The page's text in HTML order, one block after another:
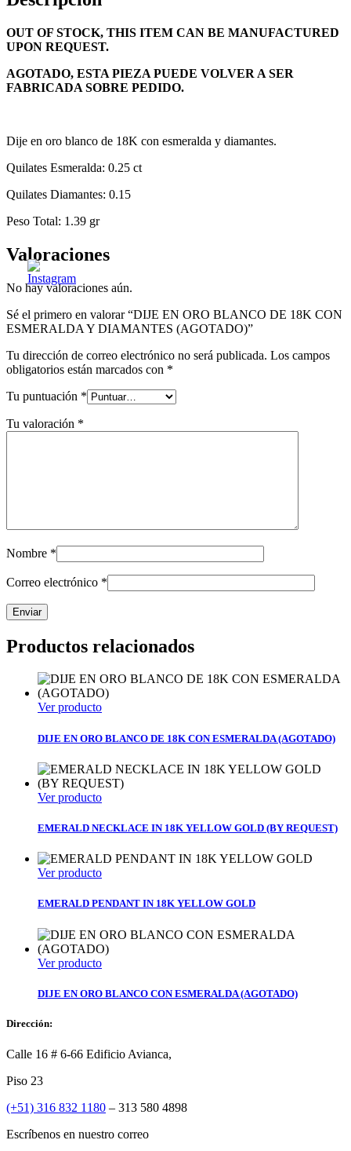
OUT OF STOCK, THIS ITEM CAN BE MANUFACTURED
UPON REQUEST.
AGOTADO, ESTA PIEZA PUEDE VOLVER A SER
FABRICADA SOBRE PEDIDO.
Dije en oro blanco de 18K con esmeralda y diamantes.
Quilates Esmeralda: 0.25 ct
Quilates Diamantes: 0.15
Peso Total: 1.39 gr
Valoraciones
No hay valoraciones aún.
Sé el primero en valorar “DIJE EN ORO BLANCO DE 18K CON
ESMERALDA Y DIAMANTES (AGOTADO)”
Tu dirección de correo electrónico no será publicada. Los campos
obligatorios están marcados con *
Tu puntuación *
Tu valoración *
Nombre *
Correo electrónico *
Productos relacionados
Ver producto
DIJE EN ORO BLANCO DE 18K CON ESMERALDA (AGOTADO)
Ver producto
EMERALD NECKLACE IN 18K YELLOW GOLD (BY REQUEST)
Ver producto
EMERALD PENDANT IN 18K YELLOW GOLD
Ver producto
DIJE EN ORO BLANCO CON ESMERALDA (AGOTADO)
Dirección:
Calle 16 # 6-66 Edificio Avianca,
Piso 23
(+51) 316 832 1180 – 313 580 4898
Escríbenos en nuestro correo